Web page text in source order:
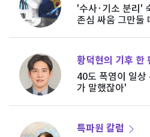
'수사·기소 분리'
존심 싸움 그만둘
황덕현의 기후 한
40도 폭염이 일
가 말했잖아'
특파원 칼럼